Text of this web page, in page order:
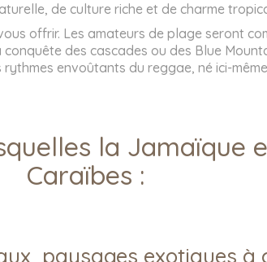
de culture riche et de charme
offrir. Les amateurs de plage seront
des cascades ou des Blue
envoûtants du reggae, né ici-
la Jamaïque
Caraïbes :
paysages exotiques à